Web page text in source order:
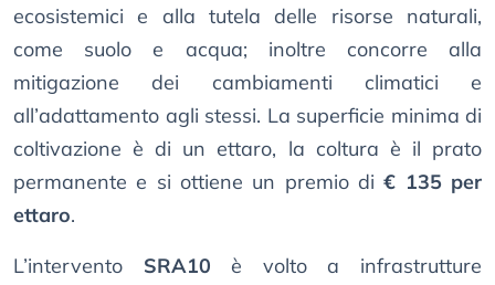
ecosistemici e alla tutela delle risorse naturali,
come suolo e acqua; inoltre concorre alla
mitigazione dei cambiamenti climatici e
all’adattamento agli stessi. La superficie minima di
coltivazione è di un ettaro, la coltura è il prato
permanente e si ottiene un premio di€ 135 per
ettaro.
L’intervento SRA10 è volto a infrastrutture